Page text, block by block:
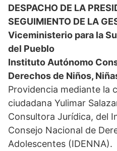
DESPACHO DE LA
SEGUIMIENTO DE LA
Viceministerio para la
del Pueblo
Instituto Autónomo
Derechos de Niños,
Providencia mediante la
ciudadana Yulimar
Consultora Jurídica, del
Consejo Nacional de
Adolescentes (IDENNA).